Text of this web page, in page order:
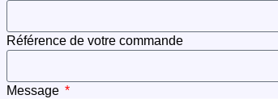
Référence de votre commande
Message